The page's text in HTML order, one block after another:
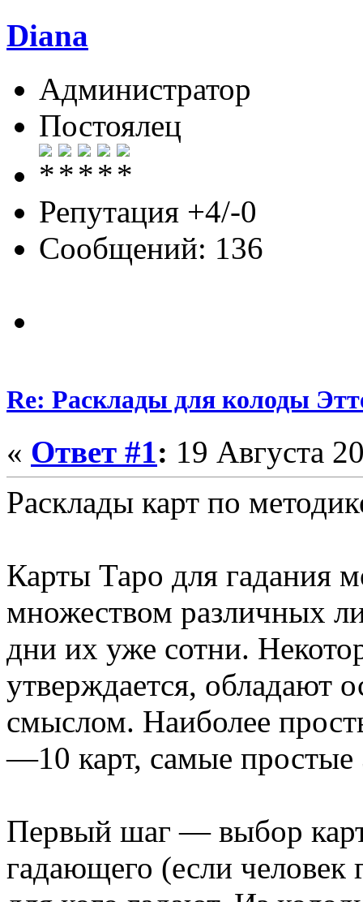
Diana
Администратор
Постоялец
Репутация +4/-0
Сообщений: 136
Re: Расклады для колоды
« Ответ #1 : 19 Августа
Расклады карт по
Карты Таро для гадания
множеством различных
дни их уже сотни.
утверждается, обладают
смыслом. Наиболее
—10 карт, самые
Первый шаг — выбор
гадающего (если человек